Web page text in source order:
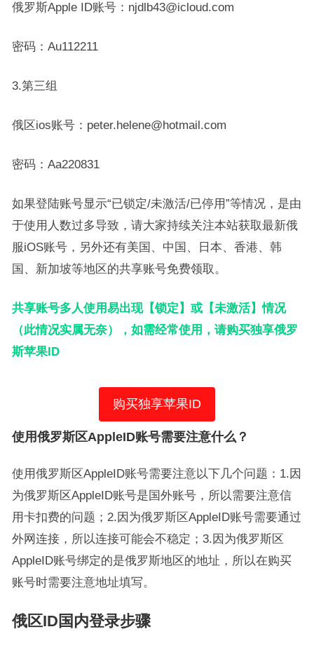
俄罗斯Apple ID账号：njdlb43@icloud.com
密码：Au112211
3.第三组
俄区ios账号：peter.helene@hotmail.com
密码：Aa220831
如果登陆账号显示“已锁定/未激活/已停用”等情况，是由
于使用人数过多导致，请大家持续关注本站获取最新俄
服iOS账号，另外还有美国、中国、日本、香港、韩
国、新加坡等地区的共享账号免费领取。
共享账号多人使用易出现【锁定】或【未激活】情况
（此情况实属无奈），如需经常使用，请购买独享俄罗
斯苹果ID
购买独享苹果ID
使用俄罗斯区AppleID账号需要注意什么？
使用俄罗斯区AppleID账号需要注意以下几个问题：1.因
为俄罗斯区AppleID账号是国外账号，所以需要注意信
用卡扣费的问题；2.因为俄罗斯区AppleID账号需要通过
外网连接，所以连接可能会不稳定；3.因为俄罗斯区
AppleID账号绑定的是俄罗斯地区的地址，所以在购买
账号时需要注意地址填写。
俄区ID国内登录步骤